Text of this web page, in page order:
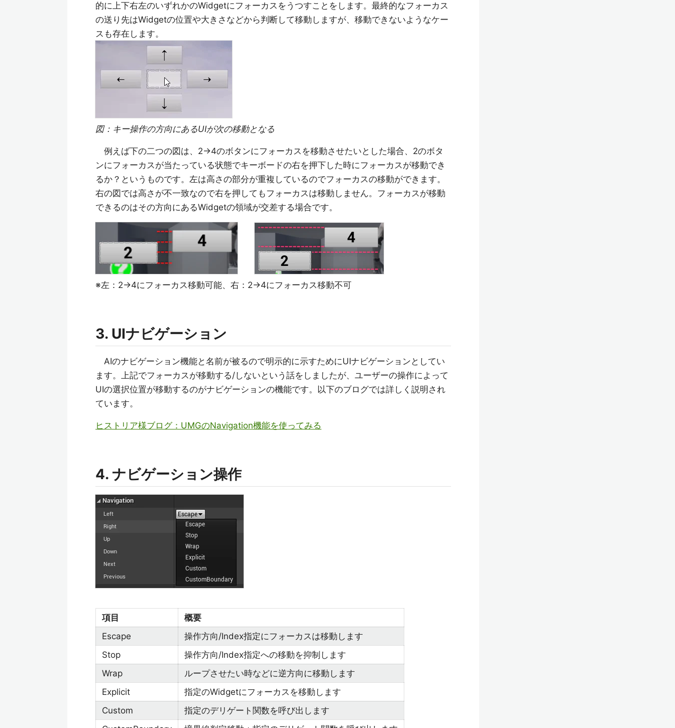
的に上下右左のいずれかのWidgetにフォーカスをうつすことをします。最終的なフォーカス
の送り先はWidgetの位置や大きさなどから判断して移動しますが、移動できないようなケー
スも存在します。
図：キー操作の方向にあるUIが次の移動となる
例えば下の二つの図は、2→4のボタンにフォーカスを移動させたいとした場合、2のボタ
ンにフォーカスが当たっている状態でキーボードの右を押下した時にフォーカスが移動でき
るか？というものです。左は高さの部分が重複しているのでフォーカスの移動ができます。
右の図では高さが不一致なので右を押してもフォーカスは移動しません。フォーカスが移動
できるのはその方向にあるWidgetの領域が交差する場合です。
※左：2→4にフォーカス移動可能、右：2→4にフォーカス移動不可
3. UIナビゲーション
AIのナビゲーション機能と名前が被るので明示的に示すためにUIナビゲーションとしてい
ます。上記でフォーカスが移動する/しないという話をしましたが、ユーザーの操作によって
UIの選択位置が移動するのがナビゲーションの機能です。以下のブログでは詳しく説明され
ています。
ヒストリア様ブログ：UMGのNavigation機能を使ってみる
4. ナビゲーション操作
項目
概要
Escape
操作方向/Index指定にフォーカスは移動します
Stop
操作方向/Index指定への移動を抑制します
Wrap
ループさせたい時などに逆方向に移動します
Explicit
指定のWidgetにフォーカスを移動します
Custom
指定のデリゲート関数を呼び出します